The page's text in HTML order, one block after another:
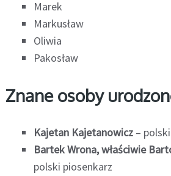
Marek
Markusław
Oliwia
Pakosław
Znane osoby
Kajetan Kajetanowicz–
Bartek Wrona, właściwie
polski piosenkarz